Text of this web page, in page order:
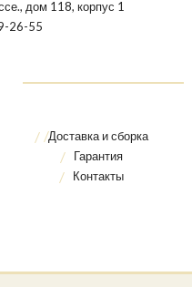
дом 118, корпус 1
26-55
Доставка и сборка
Гарантия
Контакты